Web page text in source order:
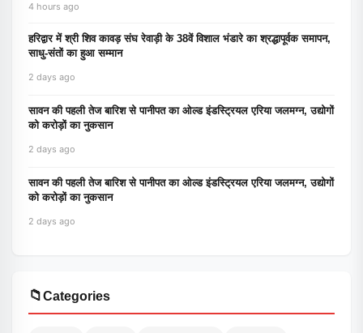
4 hours ago
हरिद्वार में श्री शिव कावड़ संघ रेवाड़ी के 38वें विशाल भंडारे का श्रद्धापूर्वक समापन,
साधु-संतों का हुआ सम्मान
2 days ago
सावन की पहली तेज बारिश से पानीपत का ओल्ड इंडस्ट्रियल एरिया जलमग्न, उद्योगों
को करोड़ों का नुकसान
2 days ago
सावन की पहली तेज बारिश से पानीपत का ओल्ड इंडस्ट्रियल एरिया जलमग्न, उद्योगों
को करोड़ों का नुकसान
2 days ago
📁Categories